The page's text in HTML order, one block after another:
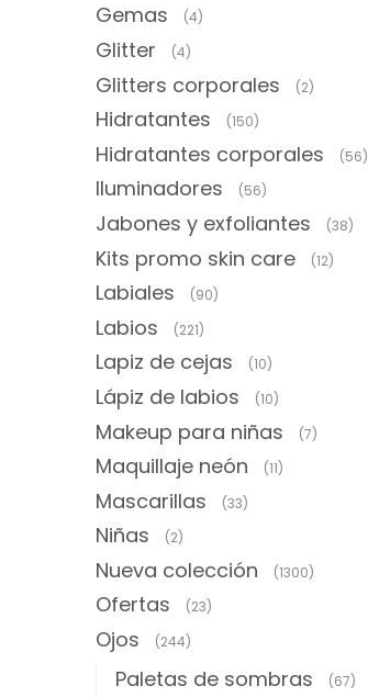
Gemas (4)
Glitter (4)
Glitters corporales (2)
Hidratantes (150)
Hidratantes corporales (56)
Iluminadores (56)
Jabones y exfoliantes (38)
Kits promo skin care (12)
Labiales (90)
Labios (221)
Lapiz de cejas (10)
Lápiz de labios (10)
Makeup para niñas (7)
Maquillaje neón (11)
Mascarillas (33)
Niñas (2)
Nueva colección (1300)
Ofertas (23)
Ojos (244)
Paletas de sombras (67)